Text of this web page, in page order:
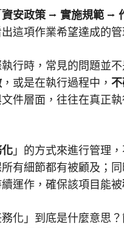
資安政策 ⭢ 實施規範 ⭢
這項作業希望達成的管
行時，常見的問題並
，或是在執行過程中，
件層面，往往在真正
」的方式來進行管理
有細節都有被顧及；
運作，確保該項目能被
化」到底是什麼意思